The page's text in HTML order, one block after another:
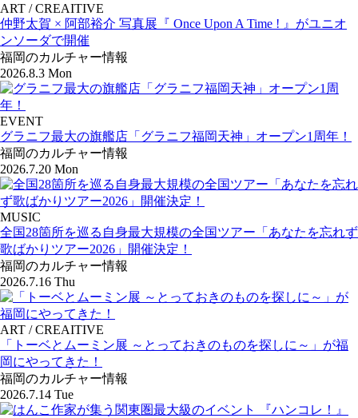
ART / CREAITIVE
仲野太賀 × 阿部裕介 写真展『 Once Upon A Time ! 』がユニオ
ンソーダで開催
福岡のカルチャー情報
2026.8.3 Mon
EVENT
グラニフ最大の旗艦店「グラニフ福岡天神」オープン1周年！
福岡のカルチャー情報
2026.7.20 Mon
MUSIC
全国28箇所を巡る自身最大規模の全国ツアー「あなたを忘れず
歌ばかりツアー2026」開催決定！
福岡のカルチャー情報
2026.7.16 Thu
ART / CREAITIVE
「トーベとムーミン展 ～とっておきのものを探しに～」が福
岡にやってきた！
福岡のカルチャー情報
2026.7.14 Tue